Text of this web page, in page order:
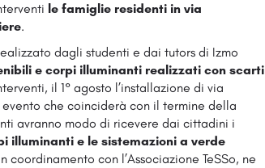
le famiglie residenti in via
.
dagli studenti e dai tutors di Izmo
e corpi illuminanti realizzati con scarti
il 1° agosto l’installazione di via
che coinciderà con il termine della
avranno modo di ricevere dai cittadini i
illuminanti e le sistemazioni a verde
coordinamento con l’Associazione TeSSo, ne